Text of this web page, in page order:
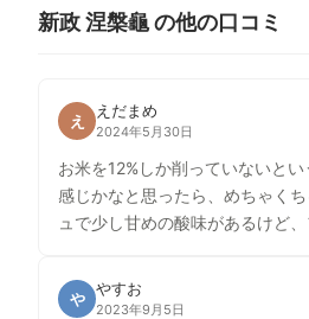
新政 涅槃龜 の他の口コミ
え
えだまめ
2024年5月30日
お米を12%しか削っていないと
感じかなと思ったら、めちゃく
ュで少し甘めの酸味があるけど
なのが残念。また飲みたい。
や
やすお
2023年9月5日